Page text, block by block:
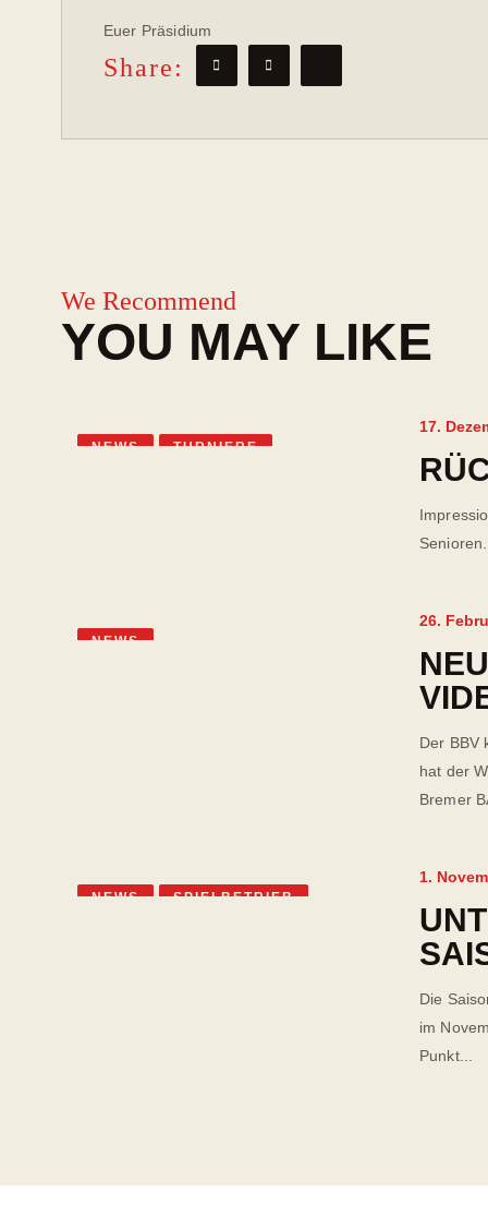
Euer Präsidium
Share:
We Recommend
YOU MAY LIKE
NEWS TURNIERE
17.
NEWS
26.
Der BBV
hat der
Bremer
NEWS SPIELBETRIEB
1.
Die
im
Punkt...